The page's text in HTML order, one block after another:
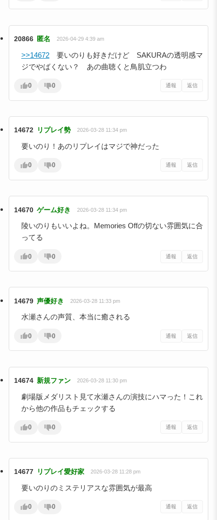
20866 匿名 2026-04-29 4:39 am
>>14672要いのりも好きだけど SAKURAの透明感マ
ジでやばくない？ あの曲聴くと鳥肌立つわ
0 0 通報 返信
14672 リプレイ勢 2026-03-28 11:34 pm
要いのり！あのリプレイはマジで神だった
0 0 通報 返信
14670 ゲーム好き 2026-03-28 11:34 pm
陵いのりもいいよね。Memories Offの切ない雰囲気に合
ってる
0 0 通報 返信
14679 声優好き 2026-03-28 11:33 pm
水瀬さんの声質、本当に癒される
0 0 通報 返信
14674 新規ファン 2026-03-28 11:30 pm
劇場版メダリスト見て水瀬さんの演技にハマった！これ
から他の作品もチェックする
0 0 通報 返信
14677 リプレイ愛好家 2026-03-28 11:28 pm
要いのりのミステリアスな雰囲気が最高
0 0 通報 返信